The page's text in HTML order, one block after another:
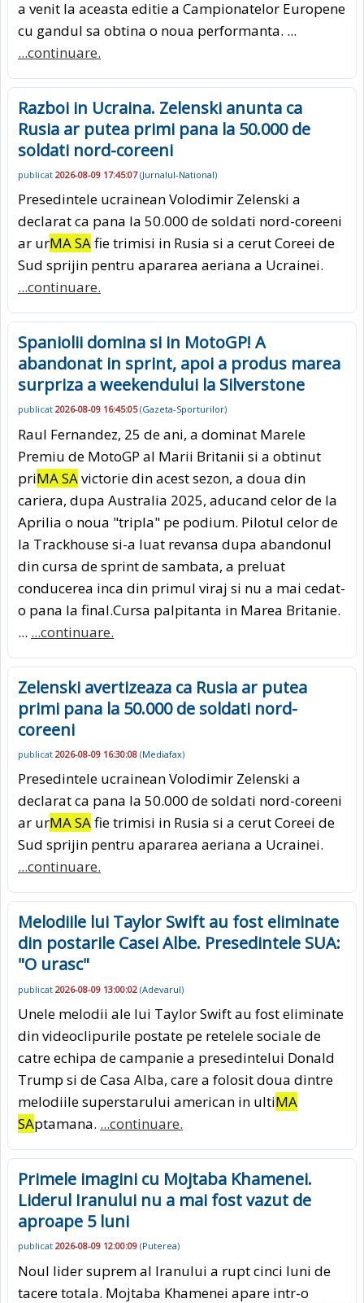
a venit la aceasta editie a Campionatelor Europene
cu gandul sa obtina o noua performanta. ...
...continuare.
Razboi in Ucraina. Zelenski anunta ca
Rusia ar putea primi pana la 50.000 de
soldati nord-coreeni
publicat 2026-08-09 17:45:07(Jurnalul-National)
Presedintele ucrainean Volodimir Zelenski a
declarat ca pana la 50.000 de soldati nord-coreeni
ar urMA SAfie trimisi in Rusia si a cerut Coreei de
Sud sprijin pentru apararea aeriana a Ucrainei.
...continuare.
Spaniolii domina si in MotoGP! A
abandonat in sprint, apoi a produs marea
surpriza a weekendului la Silverstone
publicat 2026-08-09 16:45:05(Gazeta-Sporturilor)
Raul Fernandez, 25 de ani, a dominat Marele
Premiu de MotoGP al Marii Britanii si a obtinut
priMA SAvictorie din acest sezon, a doua din
cariera, dupa Australia 2025, aducand celor de la
Aprilia o noua "tripla" pe podium. Pilotul celor de
la Trackhouse si-a luat revansa dupa abandonul
din cursa de sprint de sambata, a preluat
conducerea inca din primul viraj si nu a mai cedat-
o pana la final.Cursa palpitanta in Marea Britanie.
... ...continuare.
Zelenski avertizeaza ca Rusia ar putea
primi pana la 50.000 de soldati nord-
coreeni
publicat 2026-08-09 16:30:08 (Mediafax)
Presedintele ucrainean Volodimir Zelenski a
declarat ca pana la 50.000 de soldati nord-coreeni
ar urMA SAfie trimisi in Rusia si a cerut Coreei de
Sud sprijin pentru apararea aeriana a Ucrainei.
...continuare.
Melodiile lui Taylor Swift au fost eliminate
din postarile Casei Albe. Presedintele SUA:
"O urasc"
publicat 2026-08-09 13:00:02 (Adevarul)
Unele melodii ale lui Taylor Swift au fost eliminate
din videoclipurile postate pe retelele sociale de
catre echipa de campanie a presedintelui Donald
Trump si de Casa Alba, care a folosit doua dintre
melodiile superstarului american in ultiMA
SAptamana. ...continuare.
Primele imagini cu Mojtaba Khamenei.
Liderul Iranului nu a mai fost vazut de
aproape 5 luni
publicat 2026-08-09 12:00:09 (Puterea)
Noul lider suprem al Iranului a rupt cinci luni de
tacere totala. Mojtaba Khamenei apare intr-o